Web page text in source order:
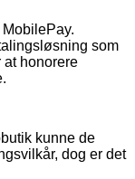
som
honorere
kunne de
dog er det